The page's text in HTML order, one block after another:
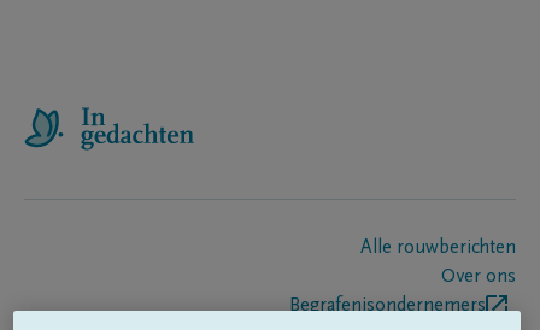
Alle rouwberichten
Over ons
Begrafenisondernemers